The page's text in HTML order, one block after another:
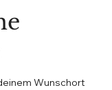
Wunschort